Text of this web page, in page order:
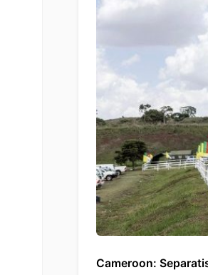
Cameroon: